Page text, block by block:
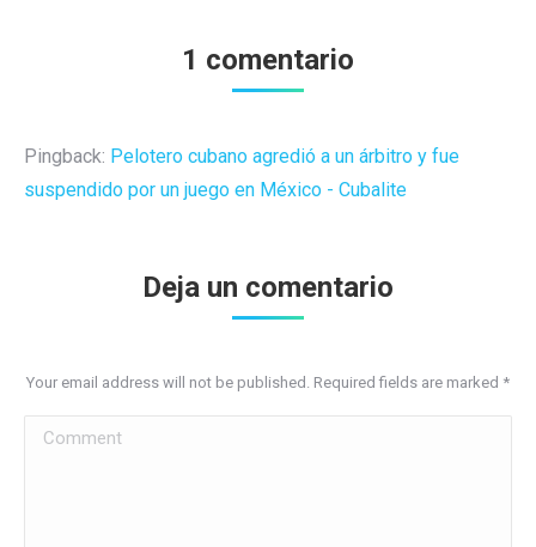
1 comentario
Pingback: Pelotero cubano agredió a un árbitro y fue
suspendido por un juego en México - Cubalite
Deja un comentario
Your email address will not be published. Required fields are marked *
Comment